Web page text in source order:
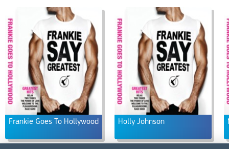
Frankie Goes To Hollywood Holly Johnson